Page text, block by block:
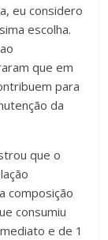
eu considero
escolha.
que em
para
da
que o
composição
consumiu
e de 1